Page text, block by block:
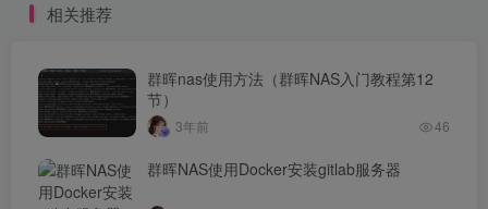
相关推荐
群晖nas使用方法（群晖NAS入门教程第12
节）
3年前 46
群晖NAS使用Docker安装gitlab服务器